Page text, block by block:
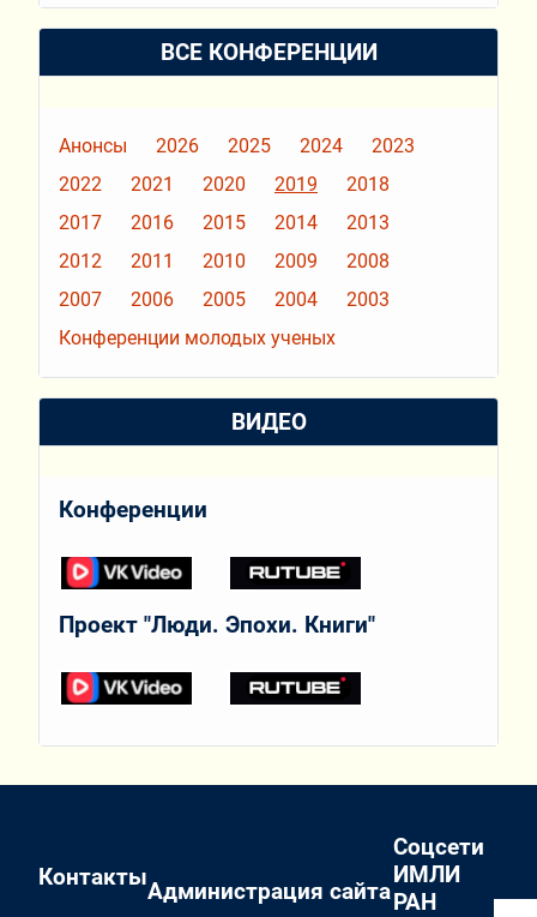
ВСЕ КОНФЕРЕНЦИИ
Анонсы 2026 2025 2024
2023
2022
2021 2020 2019
2018
2017
2016 2015 2014
2013
2012
2011 2010 2009
2008
2007
2006 2005 2004
2003
Конференции молодых ученых
ВИДЕО
Конференции
Проект "Люди. Эпохи. Книги"
Контакты
Администрация сайта
Соцсети
ИМЛИ
РАН